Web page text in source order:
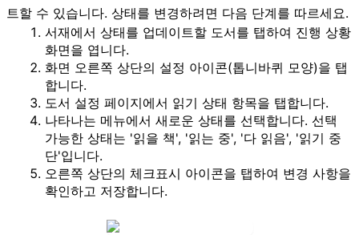
트할 수 있습니다. 상태를 변경하려면 다음 단계를 따르세요.
서재에서 상태를 업데이트할 도서를 탭하여 진행 상황
화면을 엽니다.
화면 오른쪽 상단의 설정 아이콘(톱니바퀴 모양)을 탭
합니다.
도서 설정 페이지에서 읽기 상태 항목을 탭합니다.
나타나는 메뉴에서 새로운 상태를 선택합니다. 선택
가능한 상태는 '읽을 책', '읽는 중', '다 읽음', '읽기 중
단'입니다.
오른쪽 상단의 체크표시 아이콘을 탭하여 변경 사항을
확인하고 저장합니다.